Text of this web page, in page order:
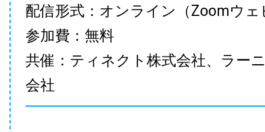
配信形式：オンライン（Zoomウェ
参加費：無料
共催：ティネクト株式会社、ラー
会社